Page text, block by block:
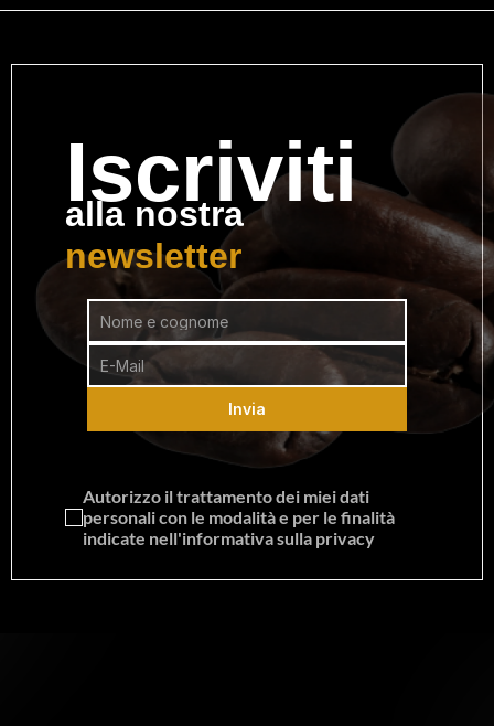
Iscriviti
alla nostra
newsletter
Invia
Autorizzo il trattamento dei miei dati
personali con le modalità e per le finalità
indicate nell'informativa sulla privacy